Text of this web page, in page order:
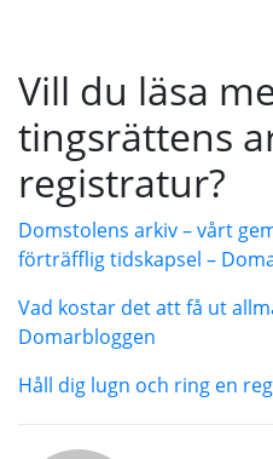
Vill du läsa
tingsrättens
registratur?
Domstolens arkiv – vårt
förträfflig tidskapsel –
Vad kostar det att få ut
Domarbloggen
Håll dig lugn och ring en